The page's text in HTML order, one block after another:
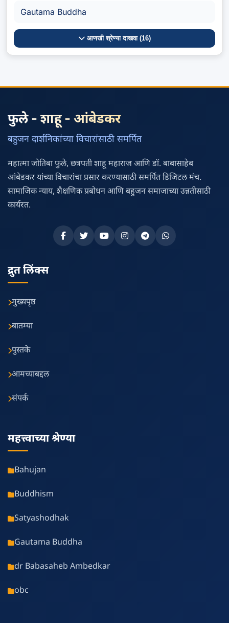
Gautama Buddha
आणखी श्रेण्या दाखवा (16)
फुले - शाहू - आंबेडकर
बहुजन दार्शनिकांच्या विचारांसाठी समर्पित
महात्मा जोतिबा फुले, छत्रपती शाहू महाराज आणि डॉ. बाबासाहेब
आंबेडकर यांच्या विचारांचा प्रसार करण्यासाठी समर्पित डिजिटल मंच.
सामाजिक न्याय, शैक्षणिक प्रबोधन आणि बहुजन समाजाच्या उन्नतीसाठी
कार्यरत.
द्रुत लिंक्स
मुख्यपृष्ठ
बातम्या
पुस्तके
आमच्याबद्दल
संपर्क
महत्त्वाच्या श्रेण्या
Bahujan
Buddhism
Satyashodhak
Gautama Buddha
dr Babasaheb Ambedkar
obc